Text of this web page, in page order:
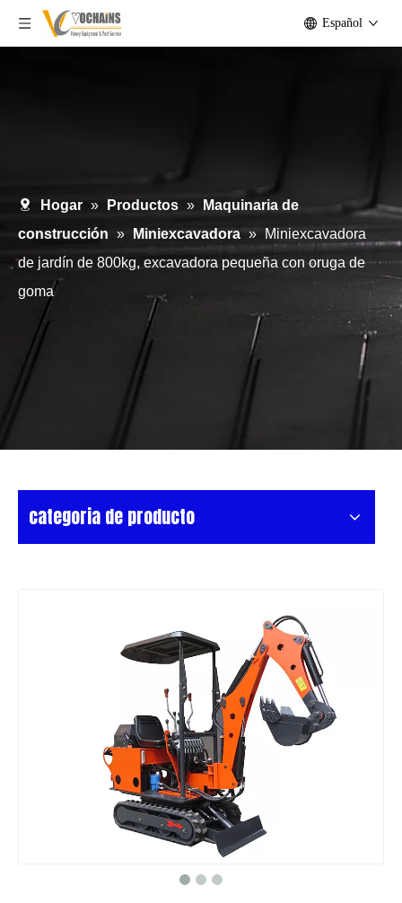
Español
Hogar » Productos »
Maquinaria de
construcción » Miniexcavadora »
Miniexcavadora
de jardín de 800kg, excavadora pequeña con oruga de
goma
categoria de producto